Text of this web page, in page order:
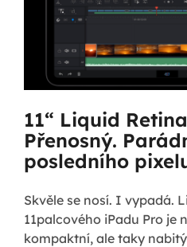
11“ Liquid
Přenosný.
posledního
Skvěle se nosí. I vypadá.
11palcového iPadu Pro je
kompaktní, ale taky